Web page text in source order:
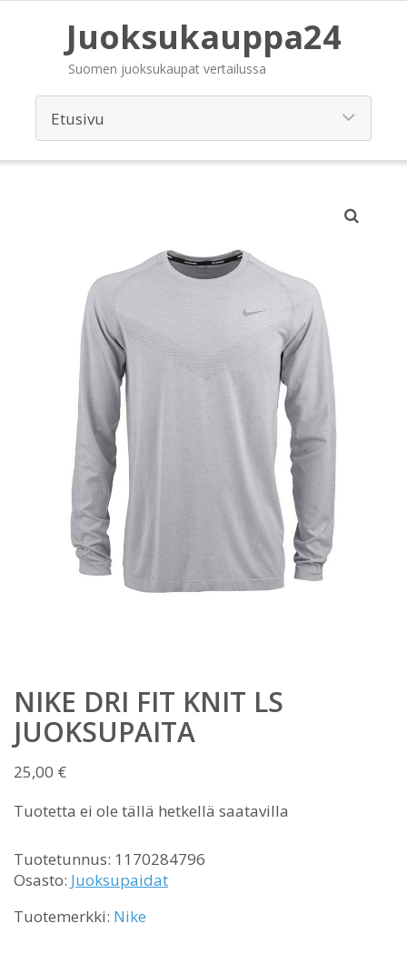
Juoksukauppa24
Suomen juoksukaupat vertailussa
NIKE DRI FIT KNIT LS
JUOKSUPAITA
25,00 €
Tuotetta ei ole tällä hetkellä saatavilla
Tuotetunnus: 1170284796
Osasto: Juoksupaidat
Tuotemerkki: Nike